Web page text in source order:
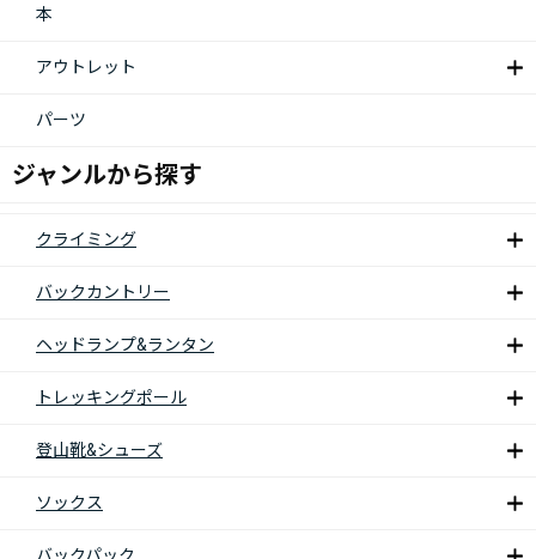
本
アウトレット
パーツ
ジャンルから探す
クライミング
バックカントリー
ヘッドランプ&ランタン
トレッキングポール
登山靴&シューズ
ソックス